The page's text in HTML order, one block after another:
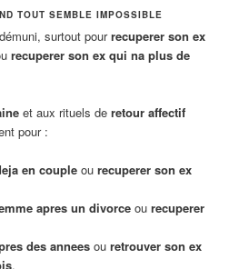
TOUT SEMBLE IMPOSSIBLE
surtout pourrecuperer son ex
recuperer son ex qui na plus de
et aux rituels deretour affectif
pour :
en coupleou recuperer son ex
apres un divorceou recuperer
des anneesou retrouver son ex
.